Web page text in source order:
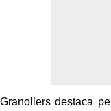
Granollers destaca